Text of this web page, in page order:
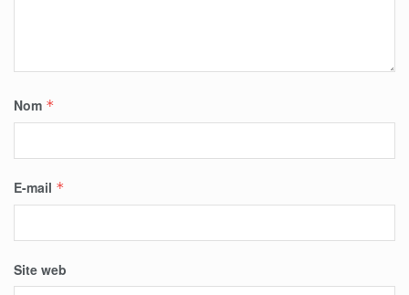
Nom *
E-mail *
Site web